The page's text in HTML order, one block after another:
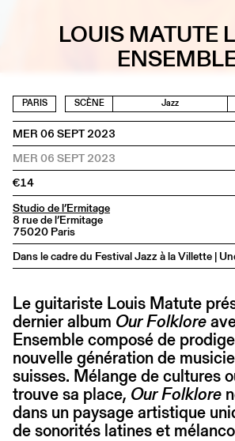
LOUIS MATUTE
PARIS SCÈNE Jazz
MER 06 SEPT 2023
MER 06 SEPT 2023
€14
Studio de l’Ermitage
8 rue de l’Ermitage
75020 Paris
Dans le cadre du Festival Jazz à la Villette |
Le guitariste Louis Matute
dernier album Our Folklore
Ensemble composé de
nouvelle génération de
suisses. Mélange de cultures
trouve sa place, Our Folklore
dans un paysage artistique
de sonorités latines et